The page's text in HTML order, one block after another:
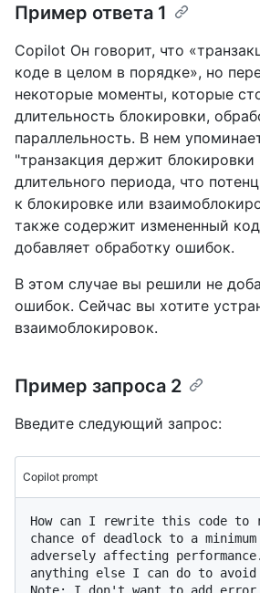
Пример ответа 1
Copilot Он говорит, что
коде в целом в порядке», но
некоторые моменты, которые
длительность блокировки,
параллельность. В нем
"транзакция держит блокировки
длительного периода, что
к блокировке или
также содержит измененный
добавляет обработку ошибок.
В этом случае вы решили не
ошибок. Сейчас вы хотите
взаимоблокировок.
Пример запроса 2
Введите следующий запрос:
Copilot prompt
How can I rewrite this code to
chance of deadlock to a
adversely affecting
anything else I can do to avoid